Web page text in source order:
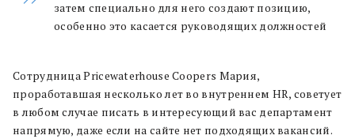
затем специально для него создают позицию,
особенно это касается руководящих должностей
Сотрудница Pricewaterhouse Coopers Мария,
проработавшая несколько лет во внутреннем HR, советует
в любом случае писать в интересующий вас департамент
напрямую, даже если на сайте нет подходящих вакансий.